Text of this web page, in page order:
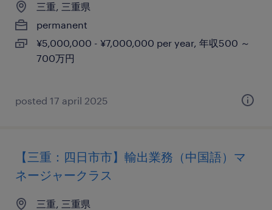
三重, 三重県
permanent
¥5,000,000 - ¥7,000,000 per year, 年収500 ～
700万円
posted 17 april 2025
【三重：四日市市】輸出業務（中国語）マ
ネージャークラス
三重, 三重県